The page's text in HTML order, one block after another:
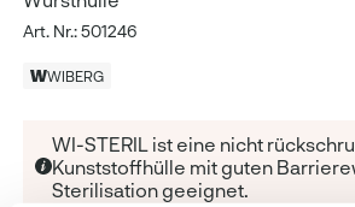
Art. Nr.: 501246
WIBERG
WI-STERIL ist eine nicht
Kunststoffhülle mit guten
Sterilisation geeignet.